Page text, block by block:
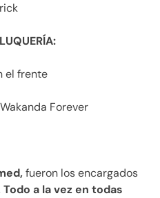
el frente
Forever
fueron los encargados
Todo a la vez en todas